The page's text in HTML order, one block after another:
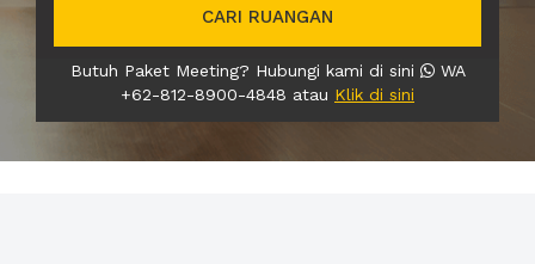
CARI RUANGAN
Butuh Paket Meeting? Hubungi kami di sini
WA
+62-812-8900-4848 atau Klik di sini